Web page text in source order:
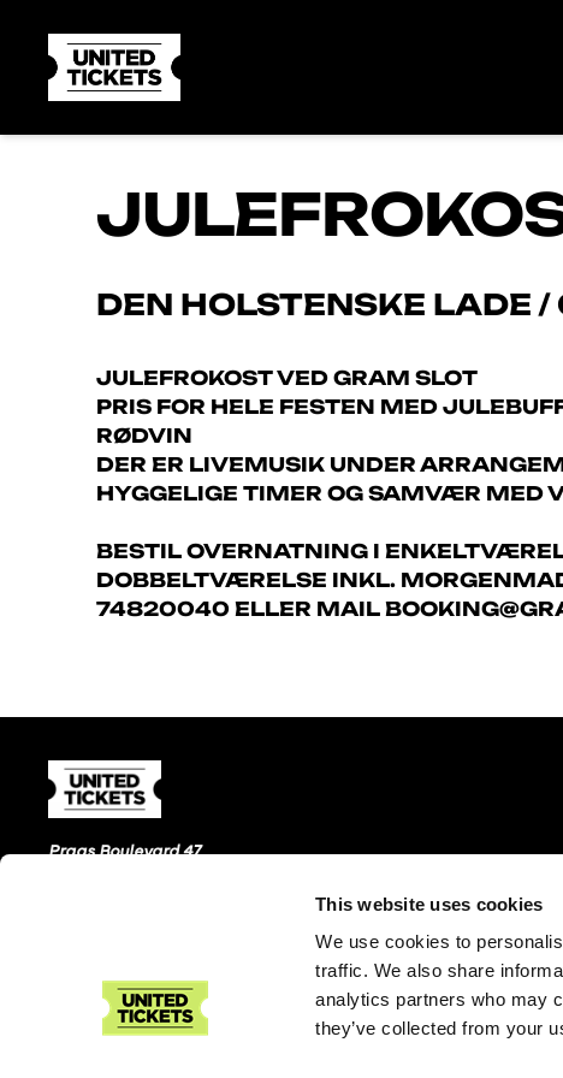
This website uses cookies
We use cookies to
traffic. We also share
analytics partners who may
they’ve collected from your
DEN HOLSTENSKE LADE /
JULEFROKOST VED GRAM SLOT
PRIS FOR HELE FESTEN MED
RØDVIN
DER ER LIVEMUSIK UNDER
HYGGELIGE TIMER OG SAMVÆR MED
BESTIL OVERNATNING I
DOBBELTVÆRELSE INKL.
74820040 ELLER MAIL
Prags Boulevard 47